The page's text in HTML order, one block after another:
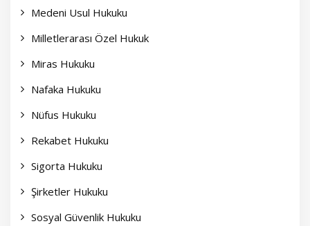
Medeni Usul Hukuku
Milletlerarası Özel Hukuk
Miras Hukuku
Nafaka Hukuku
Nüfus Hukuku
Rekabet Hukuku
Sigorta Hukuku
Şirketler Hukuku
Sosyal Güvenlik Hukuku